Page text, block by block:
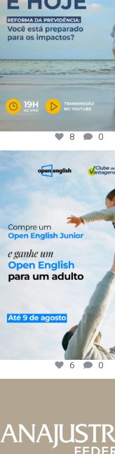
8 0
6 0